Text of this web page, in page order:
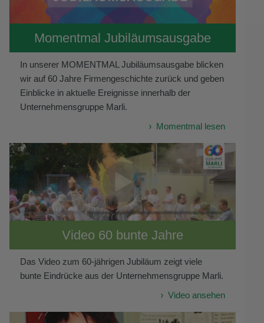
Momentmal Jubiläumsausgabe
In unserer MOMENTMAL Jubiläumsausgabe blicken
wir auf 60 Jahre Firmengeschichte zurück und geben
Einblicke in aktuelle Ereignisse innerhalb der
Unternehmensgruppe Marli.
Momentmal lesen
Video 60 bunte Jahre
Das Video zum 60-jährigen Jubiläum zeigt viele
bunte Eindrücke aus der Unternehmensgruppe Marli.
Video ansehen